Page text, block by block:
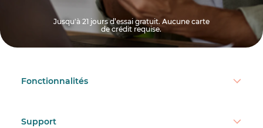
Jusqu'à 21 jours d’essai gratuit. Aucune carte
de crédit requise.
Fonctionnalités
Support